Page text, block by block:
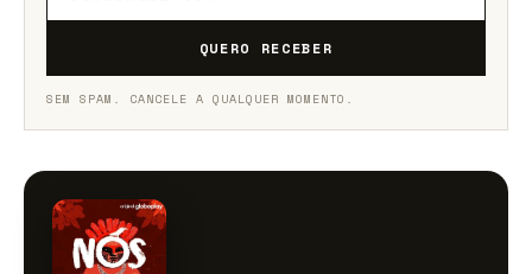
QUERO RECEBER
SEM SPAM. CANCELE A QUALQUER MOMENTO.